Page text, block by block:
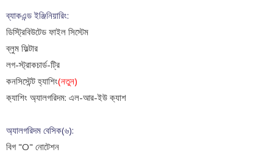
ব্যাকএন্ড ইঞ্জিনিয়ারিং:
ডিস্ট্রিবিউটেড ফাইল সিস্টেম
ব্লুম ফিল্টার
লগ-স্ট্রাকচার্ড-ট্রি
কনসিস্টেন্ট হ্যাশিং(নতুন)
ক‍্যাশিং অ‍্যালগরিদম: এল-আর-ইউ ক‍্যাশ
অ্যালগরিদম বেসিক(৬):
বিগ "O" নোটেশন